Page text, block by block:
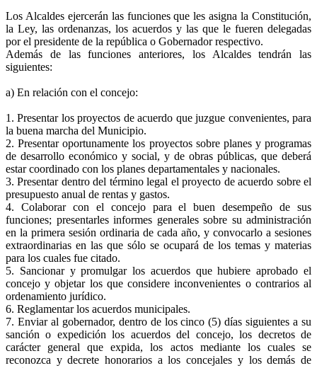
Los Alcaldes ejercerán las funciones que les asigna la Constitución,
la Ley, las ordenanzas, los acuerdos y las que le fueren delegadas
por el presidente de la república o Gobernador respectivo.
Además de las funciones anteriores, los Alcaldes tendrán las
siguientes:
a) En relación con el concejo:
1. Presentar los proyectos de acuerdo que juzgue convenientes, para
la buena marcha del Municipio.
2. Presentar oportunamente los proyectos sobre planes y programas
de desarrollo económico y social, y de obras públicas, que deberá
estar coordinado con los planes departamentales y nacionales.
3. Presentar dentro del término legal el proyecto de acuerdo sobre el
presupuesto anual de rentas y gastos.
4. Colaborar con el concejo para el buen desempeño de sus
funciones; presentarles informes generales sobre su administración
en la primera sesión ordinaria de cada año, y convocarlo a sesiones
extraordinarias en las que sólo se ocupará de los temas y materias
para los cuales fue citado.
5. Sancionar y promulgar los acuerdos que hubiere aprobado el
concejo y objetar los que considere inconvenientes o contrarios al
ordenamiento jurídico.
6. Reglamentar los acuerdos municipales.
7. Enviar al gobernador, dentro de los cinco (5) días siguientes a su
sanción o expedición los acuerdos del concejo, los decretos de
carácter general que expida, los actos mediante los cuales se
reconozca y decrete honorarios a los concejales y los demás de